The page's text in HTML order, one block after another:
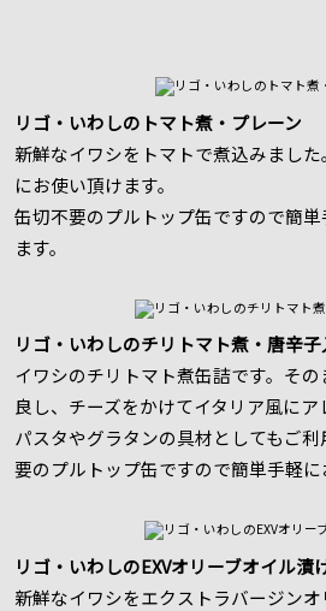
リゴ・いわしのトマト煮・プレーン
新鮮なイワシをトマトで煮込みまし
にお使い頂けます。
缶切不要のプルトップ缶ですので簡
ます。
リゴ・いわしのチリトマト煮・唐辛子
イワシのチリトマト煮缶詰です。そ
良し、チーズをかけてイタリア風にア
パスタやグラタンの具材としてもご
要のプルトップ缶ですので簡単手軽
リゴ・いわしのEXVオリーブオイル漬
新鮮なイワシをエクストラバージン